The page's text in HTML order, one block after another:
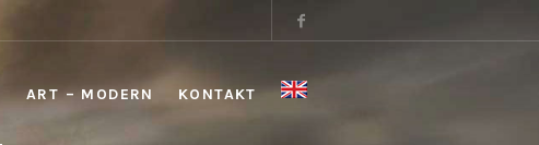
ART – MODERN KONTAKT